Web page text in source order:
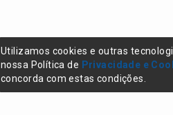
Utilizamos cookies e outras
nossa Política de Privacidade e
concorda com estas condições.